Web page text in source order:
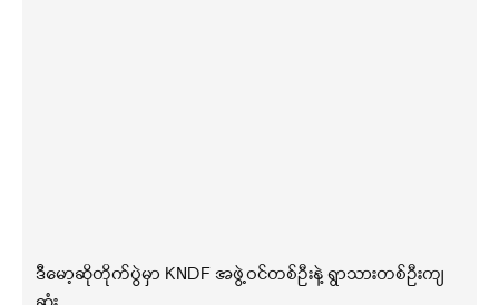
ဒီမော့ဆိုတိုက်ပွဲမှာ KNDF အဖွဲ့ဝင်တစ်ဦးနဲ့ ရွာသားတစ်ဦးကျ